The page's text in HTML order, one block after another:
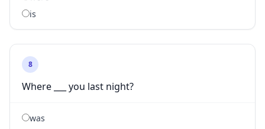
is
8
Where ___ you last night?
was